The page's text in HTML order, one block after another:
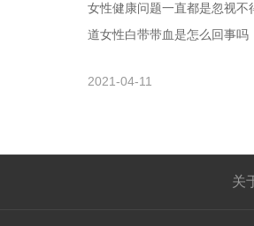
女性健康问题一直都是忽视
道女性白带带血是怎么回事
里可以给大家简单分析一下
2021-04-11
关